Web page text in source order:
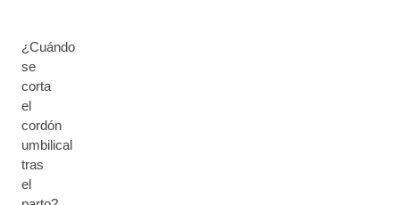
¿Cuándo
se
corta
el
cordón
umbilical
tras
el